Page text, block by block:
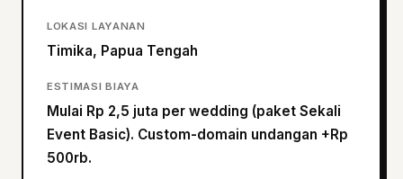
LOKASI LAYANAN
Timika, Papua Tengah
ESTIMASI BIAYA
Mulai Rp 2,5 juta per wedding (paket Sekali
Event Basic). Custom-domain undangan +Rp
500rb.